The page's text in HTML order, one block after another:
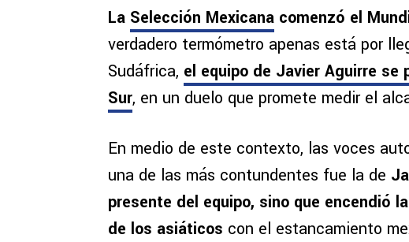
La Selección Mexicana comenzó el
verdadero termómetro apenas está por
Sudáfrica, el equipo de Javier Aguirre se
Sur, en un duelo que promete medir el
En medio de este contexto, las voces
una de las más contundentes fue la de
presente del equipo, sino que encendió
de los asiáticos con el estancamiento